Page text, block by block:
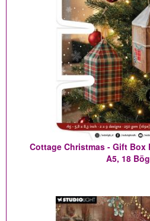
Cottage Christmas - Gift Box
A5, 18